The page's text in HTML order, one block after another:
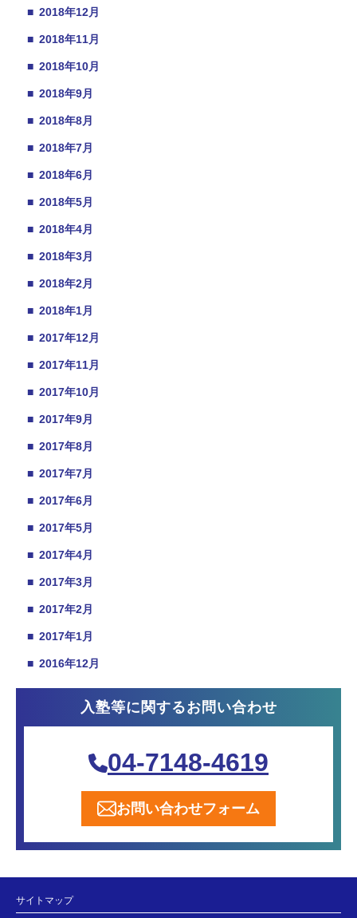
■ 2018年12月
■ 2018年11月
■ 2018年10月
■ 2018年9月
■ 2018年8月
■ 2018年7月
■ 2018年6月
■ 2018年5月
■ 2018年4月
■ 2018年3月
■ 2018年2月
■ 2018年1月
■ 2017年12月
■ 2017年11月
■ 2017年10月
■ 2017年9月
■ 2017年8月
■ 2017年7月
■ 2017年6月
■ 2017年5月
■ 2017年4月
■ 2017年3月
■ 2017年2月
■ 2017年1月
■ 2016年12月
入塾等に関するお問い合わせ
04-7148-4619
お問い合わせフォーム
サイトマップ